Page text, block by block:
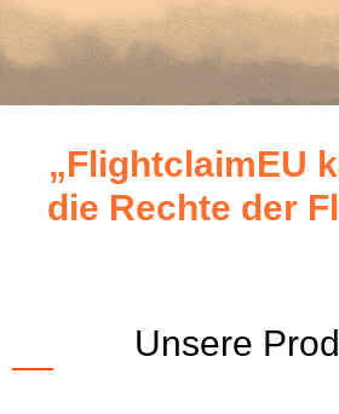
„FlightclaimEU
die Rechte der
Unsere